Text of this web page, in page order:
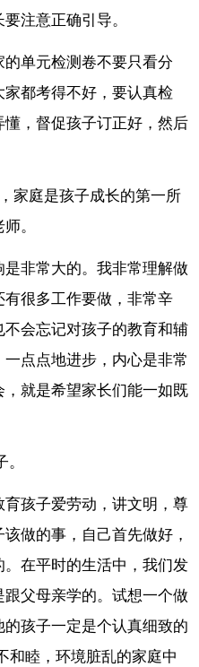
注意正确引导。
单元检测卷不要只看分
都考得不好，要认真检
，督促孩子订正好，然后
家庭是孩子成长的第一所
。
非常大的。我非常理解做
很多工作要做，非常辛
会忘记对孩子的教育和辅
点点地进步，内心是非常
就是希望家长们能一如既
孩子爱劳动，讲文明，尊
做的事，自己首先做好，
在平时的生活中，我们发
父母亲学的。试想一个做
孩子一定是个认真细致的
和睦，环境脏乱的家庭中